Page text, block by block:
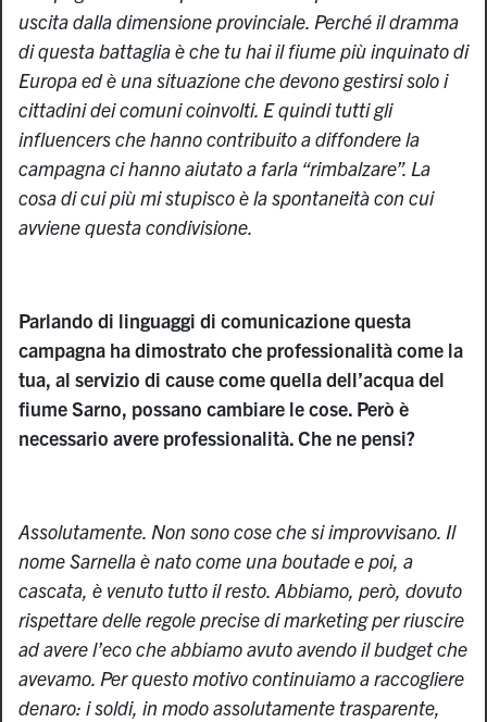
uscita dalla dimensione provinciale. Perché il dramma
di questa battaglia è che tu hai il fiume più inquinato di
Europa ed è una situazione che devono gestirsi solo i
cittadini dei comuni coinvolti. E quindi tutti gli
influencers che hanno contribuito a diffondere la
campagna ci hanno aiutato a farla “rimbalzare”. La
cosa di cui più mi stupisco è la spontaneità con cui
avviene questa condivisione.
Parlando di linguaggi di comunicazione questa
campagna ha dimostrato che professionalità come la
tua, al servizio di cause come quella dell’acqua del
fiume Sarno, possano cambiare le cose. Però è
necessario avere professionalità. Che ne pensi?
Assolutamente. Non sono cose che si improvvisano. Il
nome Sarnella è nato come una boutade e poi, a
cascata, è venuto tutto il resto. Abbiamo, però, dovuto
rispettare delle regole precise di marketing per riuscire
ad avere l’eco che abbiamo avuto avendo il budget che
avevamo. Per questo motivo continuiamo a raccogliere
denaro: i soldi, in modo assolutamente trasparente,